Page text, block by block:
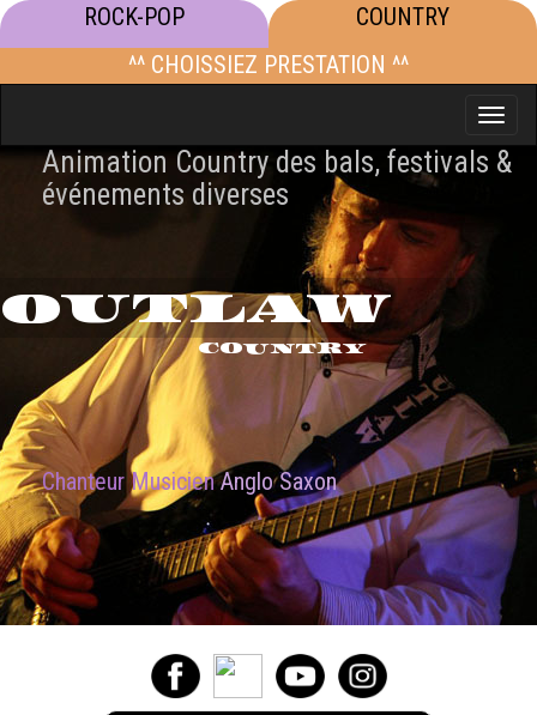
ROCK-POP
COUNTRY
^^ CHOISSIEZ PRESTATION ^^
Toggle
Animation Country des bals, festivals &
événements diverses
OUTLAW
COUNTRY
Chanteur MusicienAnglo Saxon